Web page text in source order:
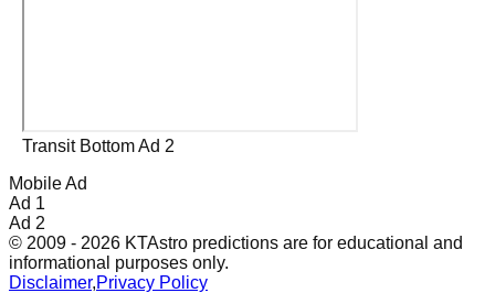
Transit Bottom Ad 2
Mobile Ad
Ad 1
Ad 2
© 2009 - 2026 KTAstro predictions are for educational and
informational purposes only.
Disclaimer,Privacy Policy